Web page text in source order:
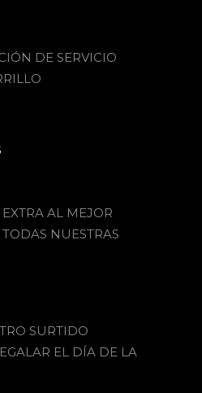
DE SERVICIO
EXTRA AL MEJOR
NUESTRAS
SURTIDO
EL DÍA DE LA